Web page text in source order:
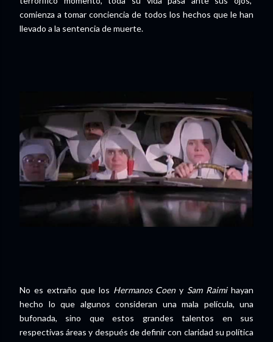
comienza a tomar conciencia de todos los hechos que le han
llevado a la sentencia de muerte.
No es extraño que los Hermanos Coeny Sam Raimihayan
hecho lo que algunos consideran una mala película, una
bufonada, sino que estos grandes talentos en sus
respectivas áreas y después de definir con claridad su política